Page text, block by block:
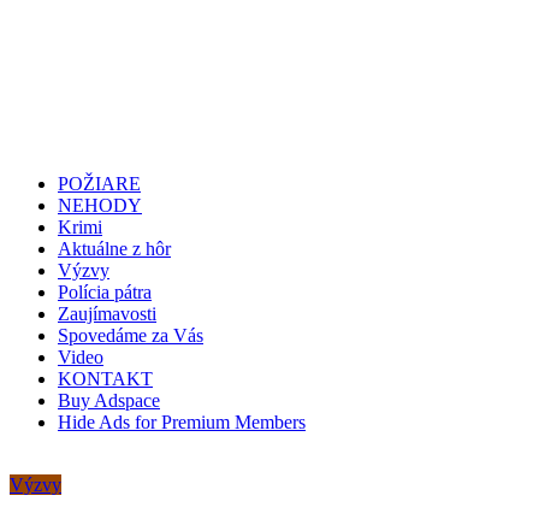
POŽIARE
NEHODY
Krimi
Aktuálne z hôr
Výzvy
Polícia pátra
Zaujímavosti
Spovedáme za Vás
Video
KONTAKT
Buy Adspace
Hide Ads for Premium Members
Výzvy